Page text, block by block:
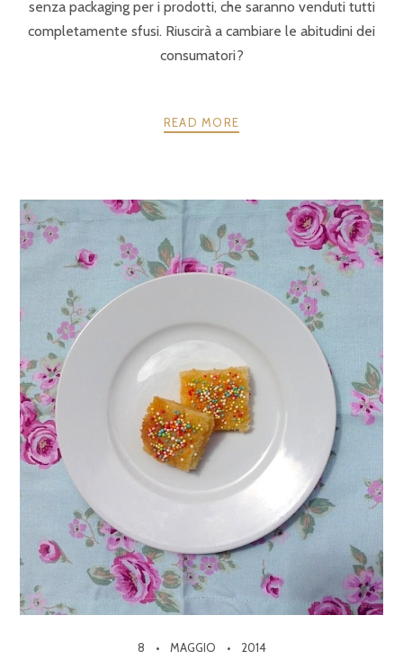
senza packaging per i prodotti, che saranno venduti tutti
completamente sfusi. Riuscirà a cambiare le abitudini dei
consumatori?
READ MORE
8 MAGGIO 2014